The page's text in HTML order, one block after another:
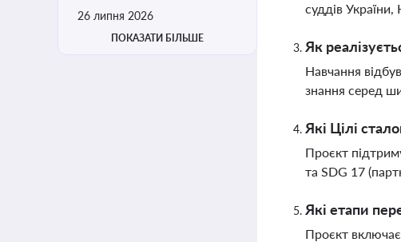
26 липня 2026
ПОКАЗАТИ БІЛЬШЕ
суддів
Як
Навчання
знання серед
Які Цілі
Проєкт
та SDG 17
Які етапи
Проєкт включає